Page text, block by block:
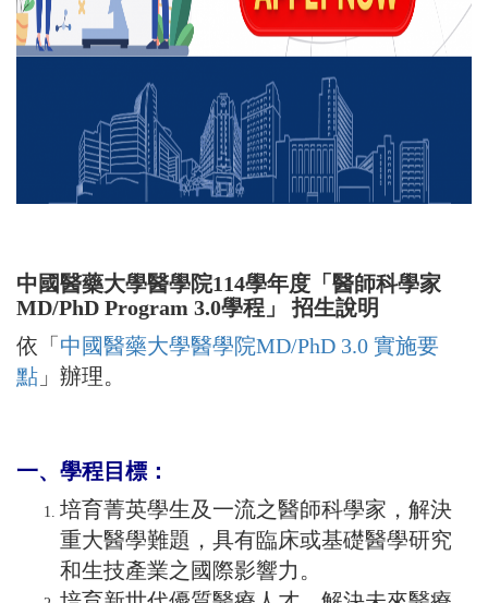
中國醫藥大學醫學院114學年度「醫師科學家
MD/PhD Program 3.0學程」 招生說明
依「中國醫藥大學醫學院MD/PhD 3.0 實施要
點 」辦理。
一、學程目標：
培育菁英學生及一流之醫師科學家，解決
重大醫學難題，具有臨床或基礎醫學研究
和生技產業之國際影響力。